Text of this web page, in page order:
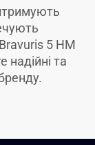
5 HM
надійні та